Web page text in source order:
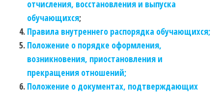
отчисления, восстановления и выпуска
обучающихся;
Правила внутреннего распорядка обучающихся;
Положение о порядке оформления,
возникновения, приостановления и
прекращения отношений;
Положение о документах, подтверждающих